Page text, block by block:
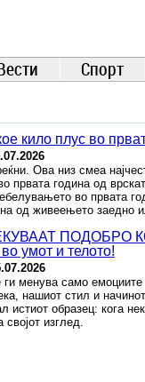
Спорт
кило плус во
Ова низ смеа
првата година од
во првата
од живеењето заедно
ПОДОБРО
умот и телото!
менува само емоциите
нашиот стил и
истиот образец: кога
изглед.